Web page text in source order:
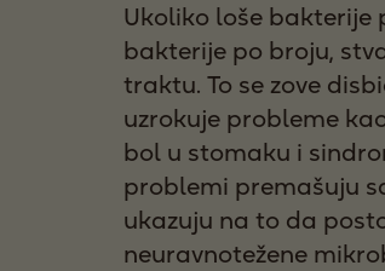
Ukoliko loše bakterije
bakterije po broju,
traktu. To se zove
uzrokuje probleme
bol u stomaku i
problemi premašuju
ukazuju na to da
neuravnotežene